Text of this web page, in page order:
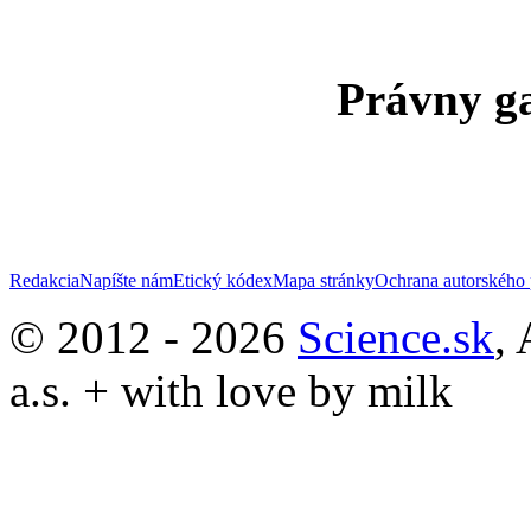
Právny
RedakciaNapíšte námEtický kódexMapa stránkyOchrana autorského
© 2012 - 2026 Science.sk,
a.s. + with love by milk